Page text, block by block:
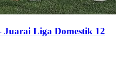
Liga Domestik 12